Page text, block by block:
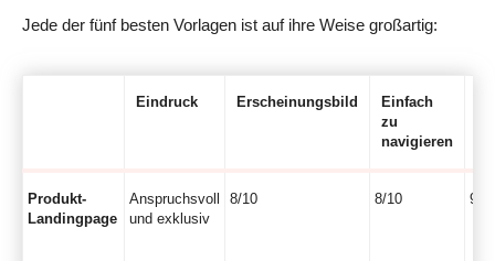
Jede der fünf besten Vorlagen ist auf ihre Weise großartig:
Eindruck Erscheinungsbild
Einfach
zu
navigieren
Produkt-
Landingpage
Anspruchsvoll
und exklusiv
8/10 8/10 9/